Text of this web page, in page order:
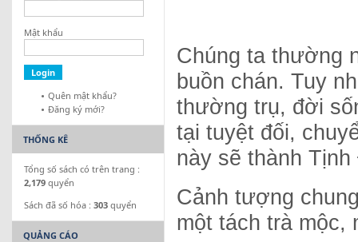
Chúng ta thường
buồn chán. Tuy
thường trụ, đời
tại tuyệt đối,
này sẽ thành
Cảnh tượng
một tách trà mộc,
Mật khẩu
Quên mật khẩu?
Đăng ký mới?
THỐNG KÊ
Tổng số sách có trên trang :
2,179 quyển
Sách đã số hóa : 303 quyển
QUẢNG CÁO